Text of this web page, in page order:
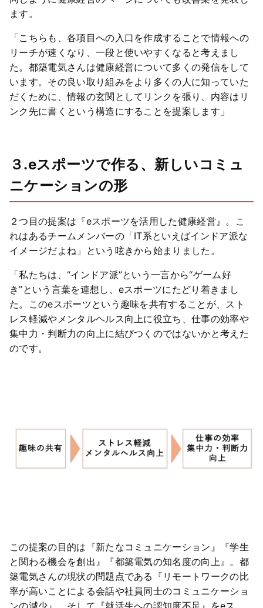
ます。
「こちらも、各項目への入口を作成することで情報への
リーチが速くなり、一段と使いやすくなると考えまし
た。都築電気さんは健康経営について多くの発信をして
います。その良い取り組みをより多くの人に知っていた
だくために、情報の玄関としてリンクを張り、内容はリ
ンク先に書くという構造にすることを提案します」
３.eスポーツで作る、新しいコミュ
ニケーションの形
２つ目の提案は『eスポーツを活用した健康経営』。こ
れはあるチームメンバーの「IT系といえばインドア派な
イメージだよね」という呟きから始まりました。
「私たちは、“インドア派”という一言から“ゲーム好
き”という言葉を連想し、eスポーツにたどり着きまし
た。このeスポーツという趣味を共有することが、スト
レス軽減やメンタルヘルス向上に役立ち、仕事の効率や
集中力・判断力の向上に結びつくのではないかと考えた
のです。
この提案の目的は『新たなコミュニケーション』『学生
と関わる機会を創出』『都築電気の知名度の向上』。都
築電気さんの現状の問題点である『リモートワークの比
率が高いことによる会話や社員同士のコミュニケーショ